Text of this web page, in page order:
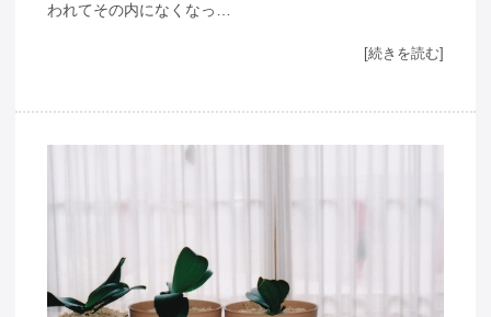
われてその内になくなっ…
[続きを読む]